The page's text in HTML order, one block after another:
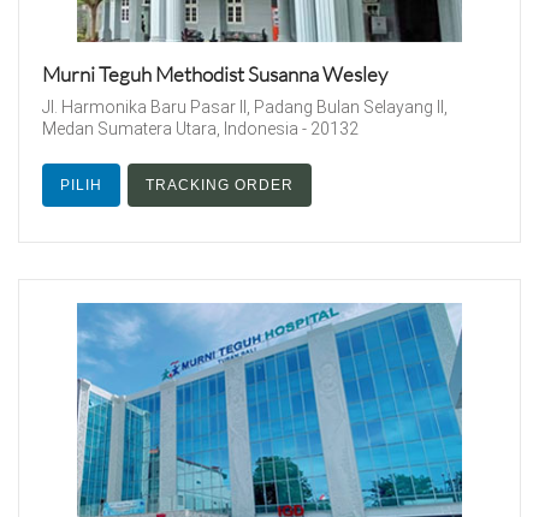
Murni Teguh Methodist Susanna Wesley
Jl. Harmonika Baru Pasar II, Padang Bulan Selayang II,
Medan Sumatera Utara, Indonesia - 20132
PILIH TRACKING ORDER